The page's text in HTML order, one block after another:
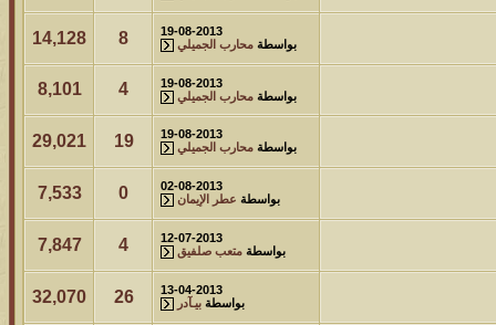
آخر مشاركة
30
100315 آخر رد:الميآسية
19-08-2013
بواسطة محارب الجميلي 8
14,128
19-08-2013
بواسطة محارب الجميلي 4
8,101
19-08-2013
بواسطة محارب الجميلي 19
29,021
02-08-2013
بواسطة عطر الإيمان 0
7,533
12-07-2013
بواسطة متعب صلفيق 4
7,847
13-04-2013
بواسطة بيـآدر 26
32,070